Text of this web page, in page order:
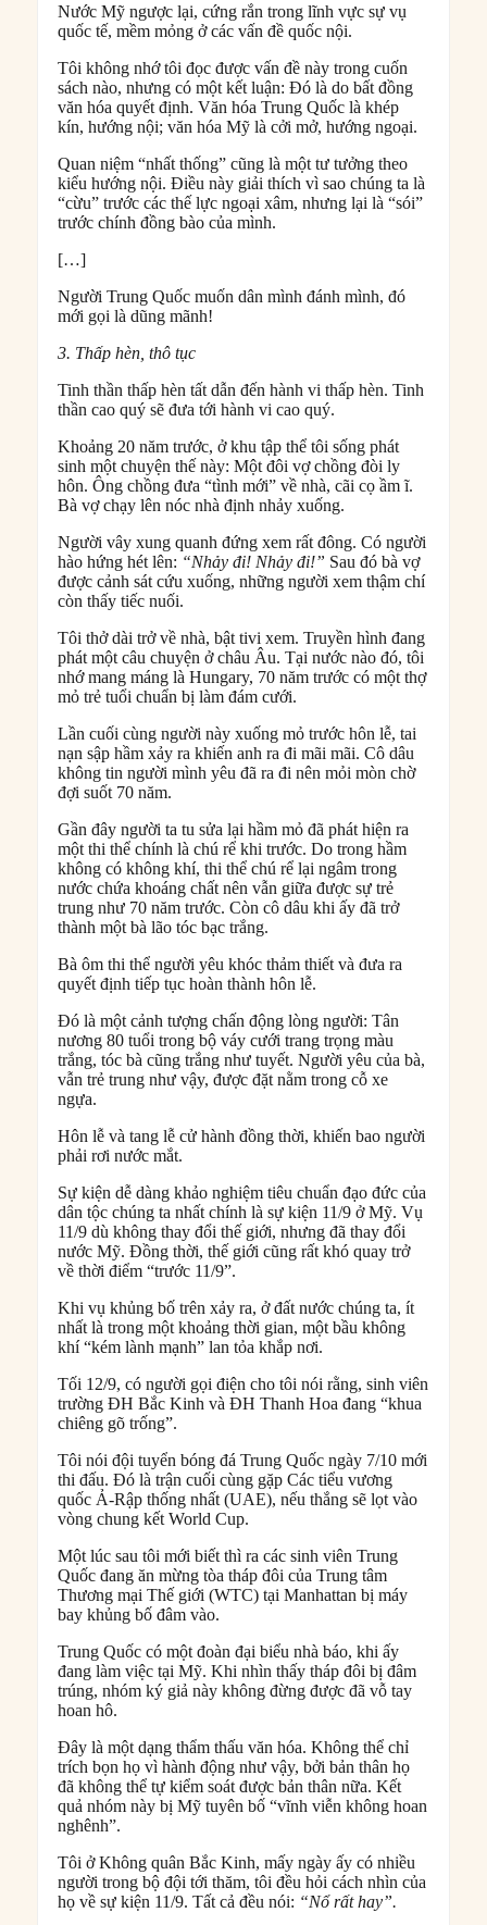
Nước Mỹ ngược lại, cứng rắn trong lĩnh vực sự vụ
quốc tế, mềm mỏng ở các vấn đề quốc nội.
Tôi không nhớ tôi đọc được vấn đề này trong cuốn
sách nào, nhưng có một kết luận: Đó là do bất đồng
văn hóa quyết định. Văn hóa Trung Quốc là khép
kín, hướng nội; văn hóa Mỹ là cởi mở, hướng ngoại.
Quan niệm “nhất thống” cũng là một tư tưởng theo
kiểu hướng nội. Điều này giải thích vì sao chúng ta là
“cừu” trước các thế lực ngoại xâm, nhưng lại là “sói”
trước chính đồng bào của mình.
[…]
Người Trung Quốc muốn dân mình đánh mình, đó
mới gọi là dũng mãnh!
3. Thấp hèn, thô tục
Tinh thần thấp hèn tất dẫn đến hành vi thấp hèn. Tinh
thần cao quý sẽ đưa tới hành vi cao quý.
Khoảng 20 năm trước, ở khu tập thể tôi sống phát
sinh một chuyện thế này: Một đôi vợ chồng đòi ly
hôn. Ông chồng đưa “tình mới” về nhà, cãi cọ ầm ĩ.
Bà vợ chạy lên nóc nhà định nhảy xuống.
Người vây xung quanh đứng xem rất đông. Có người
hào hứng hét lên: “Nhảy đi! Nhảy đi!” Sau đó bà vợ
được cảnh sát cứu xuống, những người xem thậm chí
còn thấy tiếc nuối.
Tôi thở dài trở về nhà, bật tivi xem. Truyền hình đang
phát một câu chuyện ở châu Âu. Tại nước nào đó, tôi
nhớ mang máng là Hungary, 70 năm trước có một thợ
mỏ trẻ tuổi chuẩn bị làm đám cưới.
Lần cuối cùng người này xuống mỏ trước hôn lễ, tai
nạn sập hầm xảy ra khiến anh ra đi mãi mãi. Cô dâu
không tin người mình yêu đã ra đi nên mỏi mòn chờ
đợi suốt 70 năm.
Gần đây người ta tu sửa lại hầm mỏ đã phát hiện ra
một thi thể chính là chú rể khi trước. Do trong hầm
không có không khí, thi thể chú rể lại ngâm trong
nước chứa khoáng chất nên vẫn giữa được sự trẻ
trung như 70 năm trước. Còn cô dâu khi ấy đã trở
thành một bà lão tóc bạc trắng.
Bà ôm thi thể người yêu khóc thảm thiết và đưa ra
quyết định tiếp tục hoàn thành hôn lễ.
Đó là một cảnh tượng chấn động lòng người: Tân
nương 80 tuổi trong bộ váy cưới trang trọng màu
trắng, tóc bà cũng trắng như tuyết. Người yêu của bà,
vẫn trẻ trung như vậy, được đặt nằm trong cỗ xe
ngựa.
Hôn lễ và tang lễ cử hành đồng thời, khiến bao người
phải rơi nước mắt.
Sự kiện dễ dàng khảo nghiệm tiêu chuẩn đạo đức của
dân tộc chúng ta nhất chính là sự kiện 11/9 ở Mỹ. Vụ
11/9 dù không thay đổi thế giới, nhưng đã thay đổi
nước Mỹ. Đồng thời, thế giới cũng rất khó quay trở
về thời điểm “trước 11/9”.
Khi vụ khủng bố trên xảy ra, ở đất nước chúng ta, ít
nhất là trong một khoảng thời gian, một bầu không
khí “kém lành mạnh” lan tỏa khắp nơi.
Tối 12/9, có người gọi điện cho tôi nói rằng, sinh viên
trường ĐH Bắc Kinh và ĐH Thanh Hoa đang “khua
chiêng gõ trống”.
Tôi nói đội tuyển bóng đá Trung Quốc ngày 7/10 mới
thi đấu. Đó là trận cuối cùng gặp Các tiểu vương
quốc Ả-Rập thống nhất (UAE), nếu thắng sẽ lọt vào
vòng chung kết World Cup.
Một lúc sau tôi mới biết thì ra các sinh viên Trung
Quốc đang ăn mừng tòa tháp đôi của Trung tâm
Thương mại Thế giới (WTC) tại Manhattan bị máy
bay khủng bố đâm vào.
Trung Quốc có một đoàn đại biểu nhà báo, khi ấy
đang làm việc tại Mỹ. Khi nhìn thấy tháp đôi bị đâm
trúng, nhóm ký giả này không đừng được đã vỗ tay
hoan hô.
Đây là một dạng thẩm thấu văn hóa. Không thể chỉ
trích bọn họ vì hành động như vậy, bởi bản thân họ
đã không thể tự kiểm soát được bản thân nữa. Kết
quả nhóm này bị Mỹ tuyên bố “vĩnh viễn không hoan
nghênh”.
Tôi ở Không quân Bắc Kinh, mấy ngày ấy có nhiều
người trong bộ đội tới thăm, tôi đều hỏi cách nhìn của
họ về sự kiện 11/9. Tất cả đều nói: “Nổ rất hay”.